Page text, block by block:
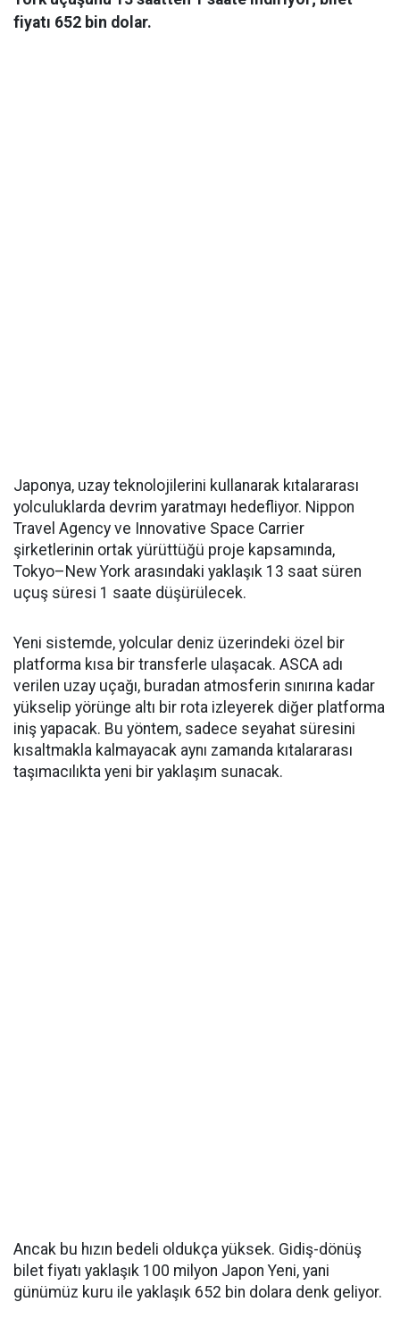
fiyatı 652 bin dolar.
Japonya, uzay teknolojilerini kullanarak kıtalararası
yolculuklarda devrim yaratmayı hedefliyor. Nippon
Travel Agency ve Innovative Space Carrier
şirketlerinin ortak yürüttüğü proje kapsamında,
Tokyo–New York arasındaki yaklaşık 13 saat süren
uçuş süresi 1 saate düşürülecek.
Yeni sistemde, yolcular deniz üzerindeki özel bir
platforma kısa bir transferle ulaşacak. ASCA adı
verilen uzay uçağı, buradan atmosferin sınırına kadar
yükselip yörünge altı bir rota izleyerek diğer platforma
iniş yapacak. Bu yöntem, sadece seyahat süresini
kısaltmakla kalmayacak aynı zamanda kıtalararası
taşımacılıkta yeni bir yaklaşım sunacak.
Ancak bu hızın bedeli oldukça yüksek. Gidiş-dönüş
bilet fiyatı yaklaşık 100 milyon Japon Yeni, yani
günümüz kuru ile yaklaşık 652 bin dolara denk geliyor.